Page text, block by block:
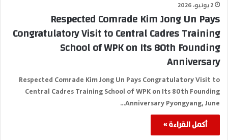
2 يونيو، 2026
Respected Comrade Kim Jong Un Pays
Congratulatory Visit to Central Cadres Training
School of WPK on Its 80th Founding
Anniversary
Respected Comrade Kim Jong Un Pays Congratulatory Visit to
Central Cadres Training School of WPK on Its 80th Founding
Anniversary Pyongyang, June…
أكمل القراءة »